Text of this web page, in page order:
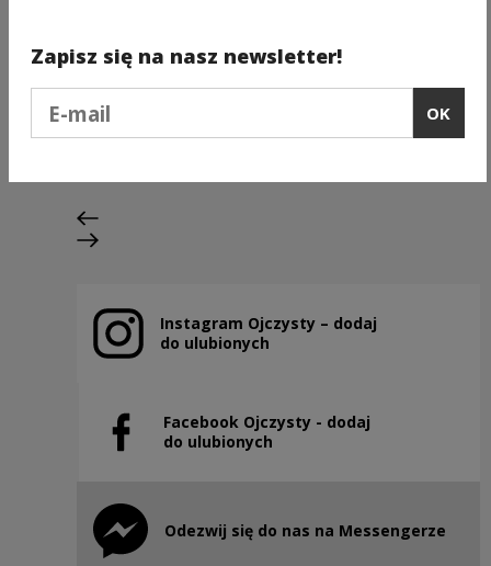
...GDZIE PIEPRZ ROŚNIE!
Kategorie:etymologia, frazeologia, jedzenie
Previous slide
Next slide
Instagram Ojczysty – dodaj
do ulubionych
Note, the link will open in a new window
Facebook Ojczysty - dodaj
do ulubionych
Note, the link will open in a new window
Odezwij się do nas na Messengerze
Note, the link will open in a new window
Zapisz się na nasz newsletter!
OK